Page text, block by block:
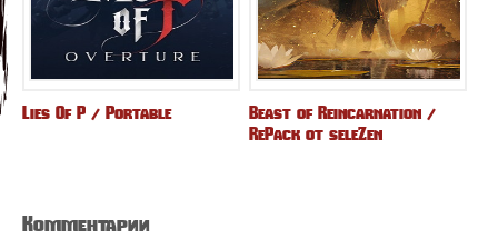
Lies Of P / Portable
Beast of Reincarnation /
RePack от seleZen
Комментарии